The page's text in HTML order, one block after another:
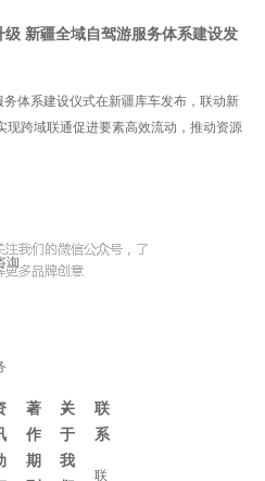
新疆全域自驾游服务体系建设发
体系建设仪式在新疆库车发布，联动新
现跨域联通促进要素高效流动，推动资源
询
著
作
期
关
于
我
联
系
联